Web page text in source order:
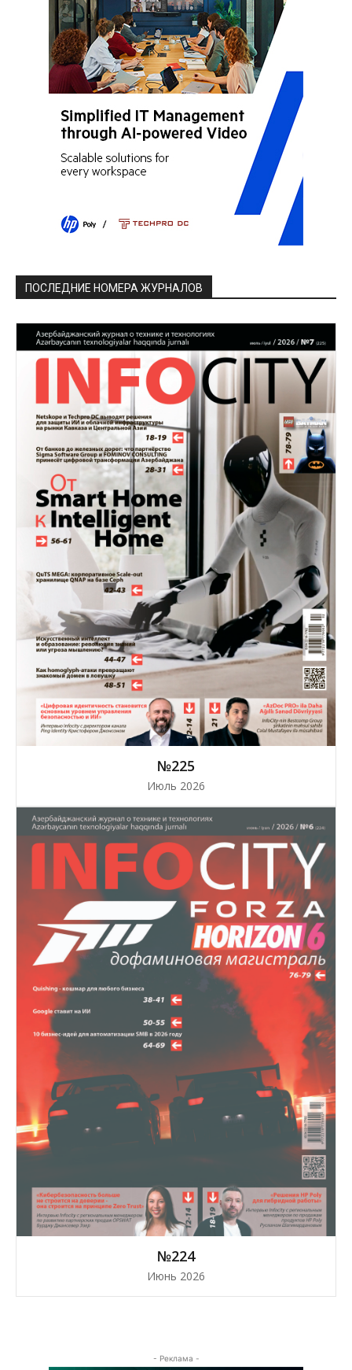
ПОСЛЕДНИЕ НОМЕРА ЖУРНАЛОВ
№225
Июль 2026
№224
Июнь 2026
- Реклама -